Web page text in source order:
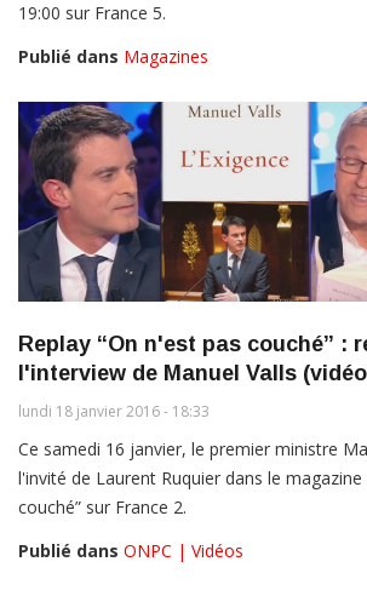
19:00 sur France 5.
Publié dans Magazines
Replay “On n'est pas couché” :
l'interview de Manuel Valls
lundi 18 janvier 2016 - 18:33
Ce samedi 16 janvier, le premier ministre
l'invité de Laurent Ruquier dans le magazine
couché” sur France 2.
Publié dans ONPC | Vidéos